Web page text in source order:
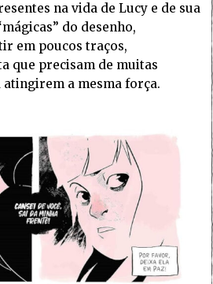
na vida de Lucy e de sua
do desenho,
em poucos traços,
que precisam de muitas
a mesma força.